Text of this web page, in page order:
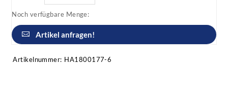
Noch verfügbare Menge:
Artikel anfragen!
Artikelnummer: HA1800177-6